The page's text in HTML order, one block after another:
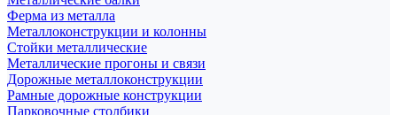
Ферма из металла
Металлоконструкции и колонны
Стойки металлические
Металлические прогоны и связи
Дорожные металлоконструкции
Рамные дорожные конструкции
Парковочные столбики